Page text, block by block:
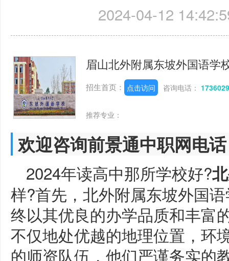
2024-04-12
眉山北外附属东坡外国语学
招生首页： 点击访问 咨询电话：
推荐专业：
欢迎咨询前景通中职网电
2024年读高中那所学校好?
样?首先，北外附属东坡外国
终以其优良的办学品质和丰富
不仅地处优越的地理位置，环
的师资队伍，他们严谨务实的